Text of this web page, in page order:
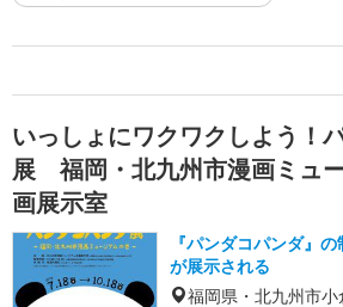
いっしょにワクワクしよう！
展 福岡・北九州市漫画ミュ
画展示室
『パンダコパンダ』
が展示される
福岡県・北九州市小